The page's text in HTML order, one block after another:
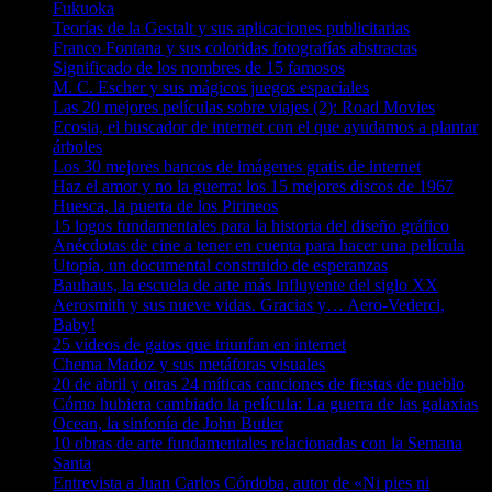
Fukuoka
Teorías de la Gestalt y sus aplicaciones publicitarias
Franco Fontana y sus coloridas fotografías abstractas
Significado de los nombres de 15 famosos
M. C. Escher y sus mágicos juegos espaciales
Las 20 mejores películas sobre viajes (2): Road Movies
Ecosia, el buscador de internet con el que ayudamos a plantar
árboles
Los 30 mejores bancos de imágenes gratis de internet
Haz el amor y no la guerra: los 15 mejores discos de 1967
Huesca, la puerta de los Pirineos
15 logos fundamentales para la historia del diseño gráfico
Anécdotas de cine a tener en cuenta para hacer una película
Utopía, un documental construido de esperanzas
Bauhaus, la escuela de arte más influyente del siglo XX
Aerosmith y sus nueve vidas. Gracias y… Aero-Vederci,
Baby!
25 videos de gatos que triunfan en internet
Chema Madoz y sus metáforas visuales
20 de abril y otras 24 míticas canciones de fiestas de pueblo
Cómo hubiera cambiado la película: La guerra de las galaxias
Ocean, la sinfonía de John Butler
10 obras de arte fundamentales relacionadas con la Semana
Santa
Entrevista a Juan Carlos Córdoba, autor de «Ni pies ni